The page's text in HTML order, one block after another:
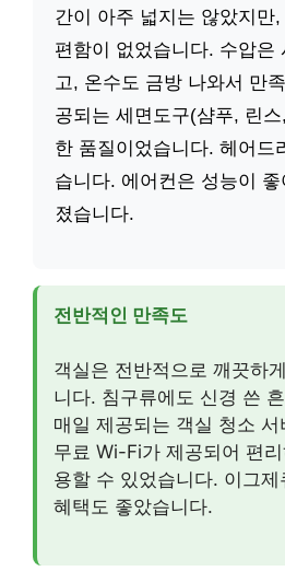
간이 아주 넓지는 않았지만
편함이 없었습니다. 수압은
고, 온수도 금방 나와서 만
공되는 세면도구(샴푸, 린
한 품질이었습니다. 헤어드
습니다. 에어컨은 성능이
졌습니다.
전반적인 만족도
객실은 전반적으로 깨끗하
니다. 침구류에도 신경 쓴
매일 제공되는 객실 청소
무료 Wi-Fi가 제공되어 편
용할 수 있었습니다. 이그
혜택도 좋았습니다.